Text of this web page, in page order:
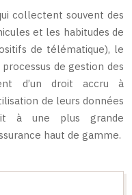
collectent souvent des
et les habitudes de
de télématique), le
de gestion des
d’un droit accru à
de leurs données
à une plus grande
haut de gamme.